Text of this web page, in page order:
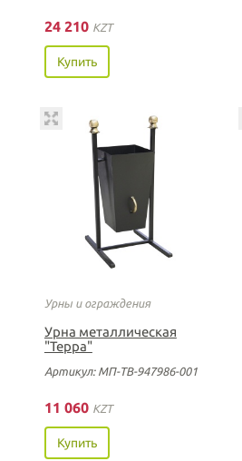
24 210 KZT
Купить
Урны и ограждения
Урна металлическая
"Терра"
Артикул: МП-ТВ-947986-001
11 060 KZT
Купить